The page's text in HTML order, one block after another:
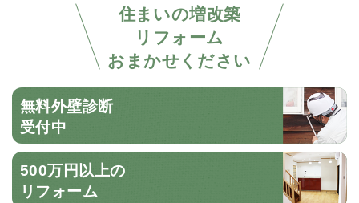
住まいの増改築
リフォーム
おまかせください
無料外壁診断
受付中
500万円以上の
リフォーム